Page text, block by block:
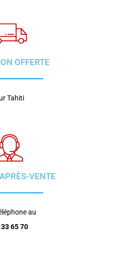
OFFERTE
Tahiti
VENTE
au
65 70